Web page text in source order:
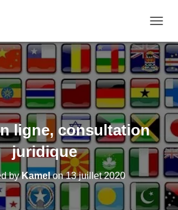
ligne, consultation
juridique
byKamelon13 juillet 2020